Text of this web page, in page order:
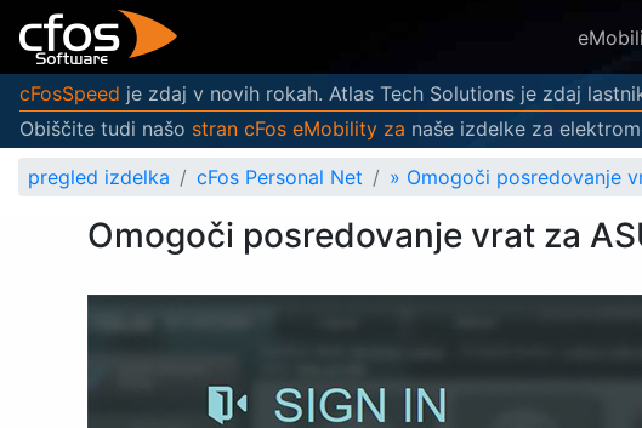
cFosSpeed je zdaj v novih rokah. Atlas Tech Solutions je zdaj
Obiščite tudi našo stran cFos eMobility za naše izdelke za
pregled izdelka
cFos Personal Net » Omogoči posredovanje
Omogoči posredovanje vrat za